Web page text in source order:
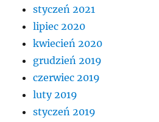
styczeń 2021
lipiec 2020
kwiecień 2020
grudzień 2019
czerwiec 2019
luty 2019
styczeń 2019